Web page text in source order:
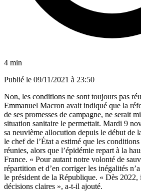
4 min
Publié le 09/11/2021 à 23:50
Non, les conditions ne sont toujours pas
Emmanuel Macron avait indiqué que la
de ses promesses de campagne, ne serait
situation sanitaire le permettait. Mardi 9
sa neuvième allocution depuis le début de
le chef de l’État a estimé que les
réunies, alors que l’épidémie repart à la
France. « Pour autant notre volonté de
répartition et d’en corriger les inégalités
le président de la République. « Dès 2022,
décisions claires », a-t-il ajouté.